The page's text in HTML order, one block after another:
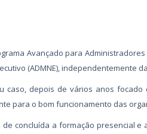
Avançado para
(ADMNE), independentemente
caso, depois de vários anos focado
para o bom funcionamento das
de concluída a formação presencial